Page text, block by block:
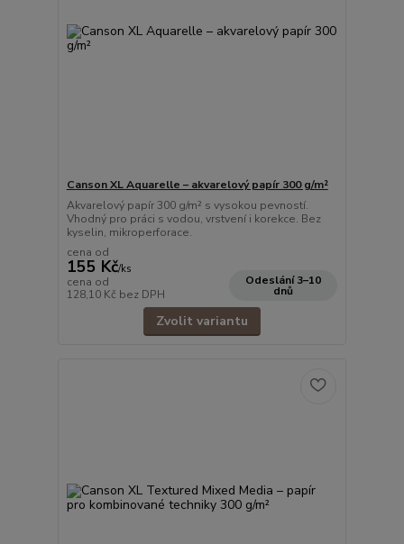
Canson XL Aquarelle – akvarelový papír 300 g/m²
Akvarelový papír 300 g/m² s vysokou pevností.
Vhodný pro práci s vodou, vrstvení i korekce. Bez
kyselin, mikroperforace.
cena od
155 Kč/ks
cena od
128,10 Kč bez DPH
Odeslání 3–10
dnů
Zvolit variantu